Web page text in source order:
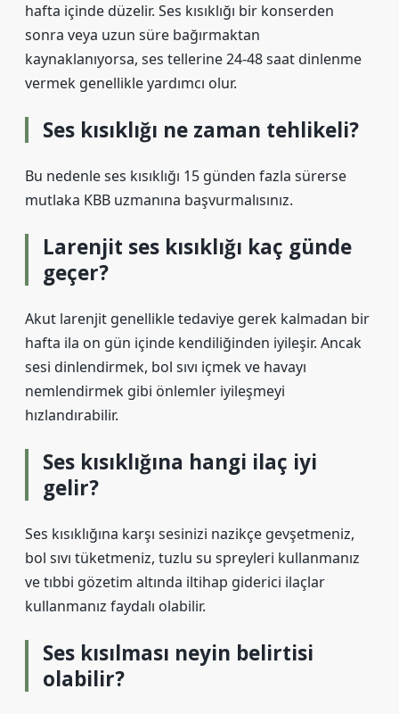
hafta içinde düzelir. Ses kısıklığı bir konserden
sonra veya uzun süre bağırmaktan
kaynaklanıyorsa, ses tellerine 24-48 saat dinlenme
vermek genellikle yardımcı olur.
Ses kısıklığı ne zaman tehlikeli?
Bu nedenle ses kısıklığı 15 günden fazla sürerse
mutlaka KBB uzmanına başvurmalısınız.
Larenjit ses kısıklığı kaç günde
geçer?
Akut larenjit genellikle tedaviye gerek kalmadan bir
hafta ila on gün içinde kendiliğinden iyileşir. Ancak
sesi dinlendirmek, bol sıvı içmek ve havayı
nemlendirmek gibi önlemler iyileşmeyi
hızlandırabilir.
Ses kısıklığına hangi ilaç iyi
gelir?
Ses kısıklığına karşı sesinizi nazikçe gevşetmeniz,
bol sıvı tüketmeniz, tuzlu su spreyleri kullanmanız
ve tıbbi gözetim altında iltihap giderici ilaçlar
kullanmanız faydalı olabilir.
Ses kısılması neyin belirtisi
olabilir?